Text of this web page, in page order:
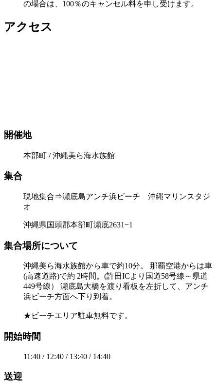
の場合は、100％のキャンセル料を申し受けます。
アクセス
開催地
本部町 / 沖縄美ら海水族館
集合
現地集合⇒瀬底島アンチ浜ビーチ 沖縄マリンスタジ
オ
沖縄県国頭郡本部町瀬底2631−1
集合場所について
沖縄美ら海水族館から車で約10分。 那覇空港からは車
(高速道路)で約 2時間。(許田ICより国道58号線～県道
449号線） 瀬底島大橋を渡り看板を左折して、アンチ
浜ビーチ方面へ下り到着。
★ビーチエリア駐車無料です。
開始時間
11:40 / 12:40 / 13:40 / 14:40
送迎